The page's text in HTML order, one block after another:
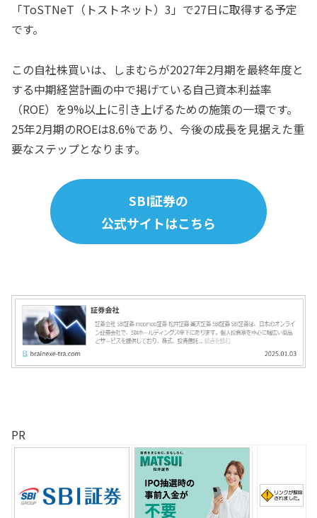
「ToSTNeT（トストネット）3」で27日に取得する予定
です。
この自社株買いは、しまむらが2027年2月期を最終年度と
する中期経営計画の中で掲げている自己資本利益率
（ROE）を9%以上に引き上げるための施策の一環です。
25年2月期のROEは8.6%であり、今後の成長を見据えた重
要なステップとなります。
SBI証券の
公式サイトはこちら
PR